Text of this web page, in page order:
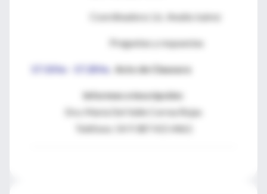
Coordinadora: Lic. Analía Juárez
Preguntas y respuestas
17.10 hs - 17.20 hs Acto de Clausura
Informes e inscripción:
Dra. María Del Valle Correa Rojas
Teléfono:
54 9 387 415 4461